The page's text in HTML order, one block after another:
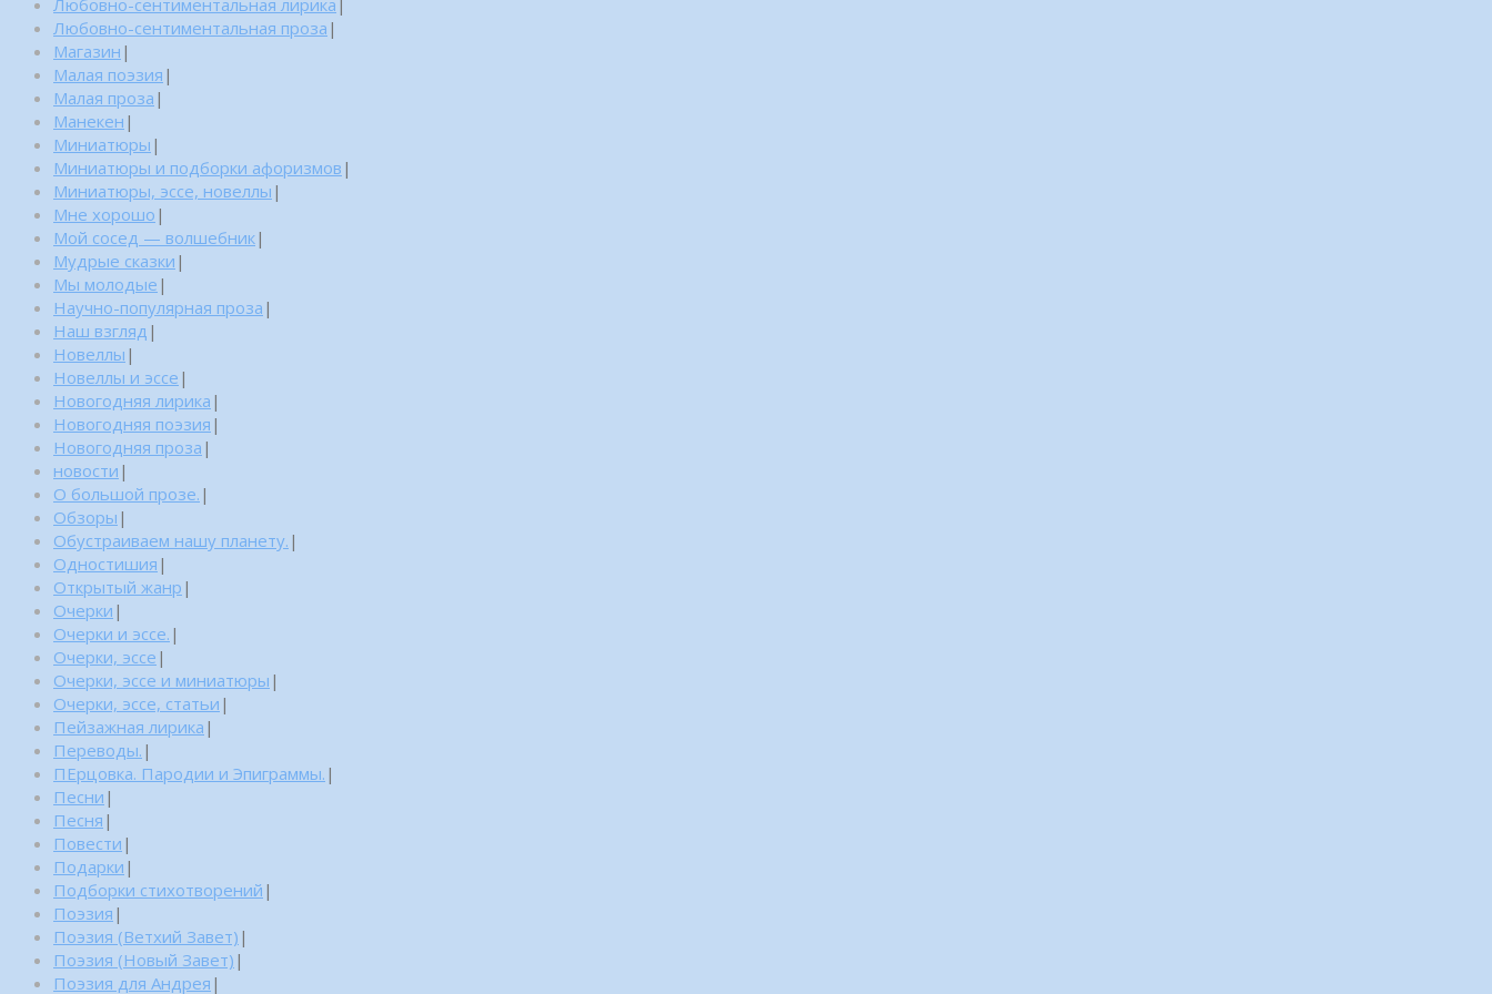
Любовно-сентиментальная проза |
Магазин |
Малая поэзия |
Малая проза |
Манекен |
Миниатюры |
Миниатюры и подборки афоризмов |
Миниатюры, эссе, новеллы |
Мне хорошо |
Мой сосед — волшебник|
Мудрые сказки |
Мы молодые |
Научно-популярная проза |
Наш взгляд |
Новеллы |
Новеллы и эссе |
Новогодняя лирика |
Новогодняя поэзия |
Новогодняя проза |
новости |
О большой прозе. |
Обзоры |
Обустраиваем нашу планету. |
Одностишия |
Открытый жанр |
Очерки |
Очерки и эссе. |
Очерки, эссе |
Очерки, эссе и миниатюры |
Очерки, эссе, статьи |
Пейзажная лирика |
Переводы. |
ПЕрцовка. Пародии и Эпиграммы. |
Песни |
Песня |
Повести |
Подарки |
Подборки стихотворений |
Поэзия |
Поэзия (Ветхий Завет) |
Поэзия (Новый Завет) |
Поэзия для Андрея |